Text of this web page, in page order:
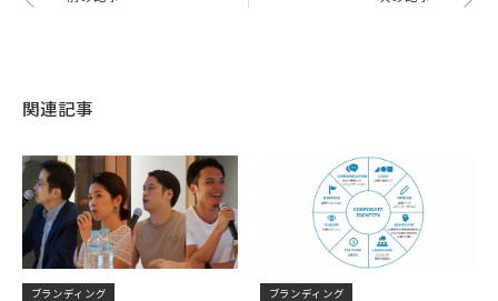
関連記事
ブランディング ブランディング